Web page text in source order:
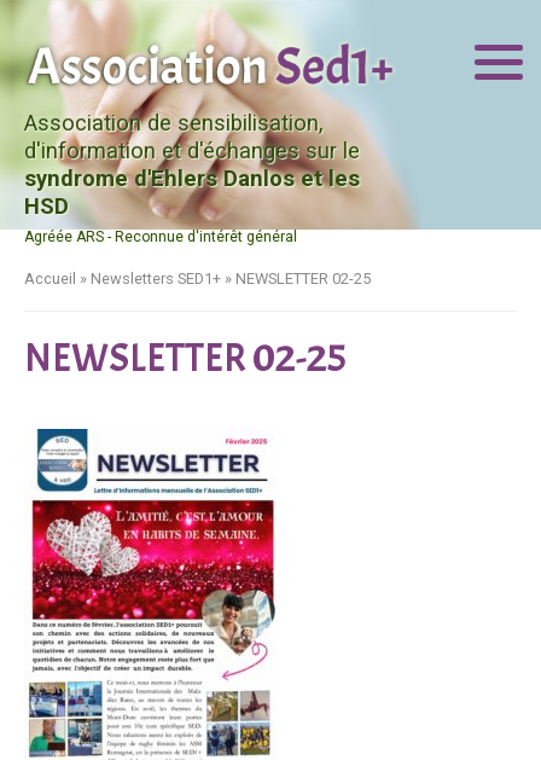
Association de sensibilisation,
d'information et d'échanges sur le
syndrome d'Ehlers Danlos et les
HSD
Agréée ARS - Reconnue d'intérêt général
Accueil » Newsletters SED1+ » NEWSLETTER 02-25
NEWSLETTER 02-25